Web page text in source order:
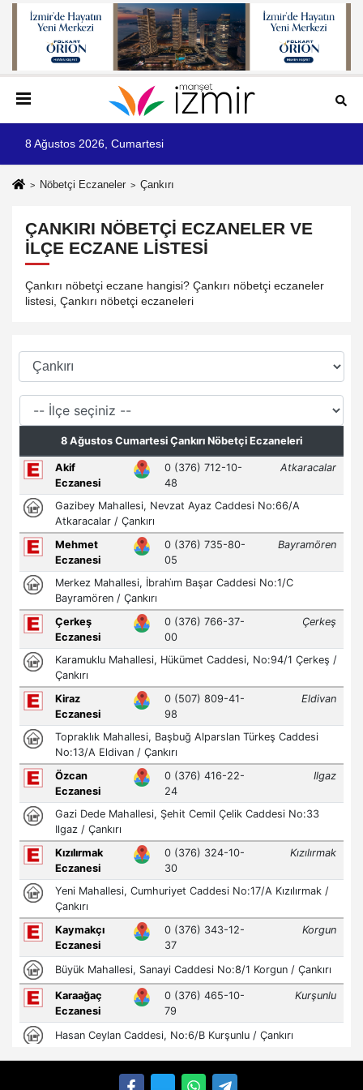
8 Ağustos 2026, Cumartesi
Nöbetçi Eczaneler Çankırı
ÇANKIRI NÖBETÇI ECZANELER VE
İLÇE ECZANE LISTESI
Çankırı nöbetçi eczane hangisi? Çankırı nöbetçi eczaneler
listesi, Çankırı nöbetçi eczaneleri